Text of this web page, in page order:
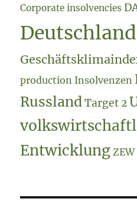
Corporate insolvencies
Deutschland
production Insolvenzen
Russland Target 2
Entwicklung ZEW